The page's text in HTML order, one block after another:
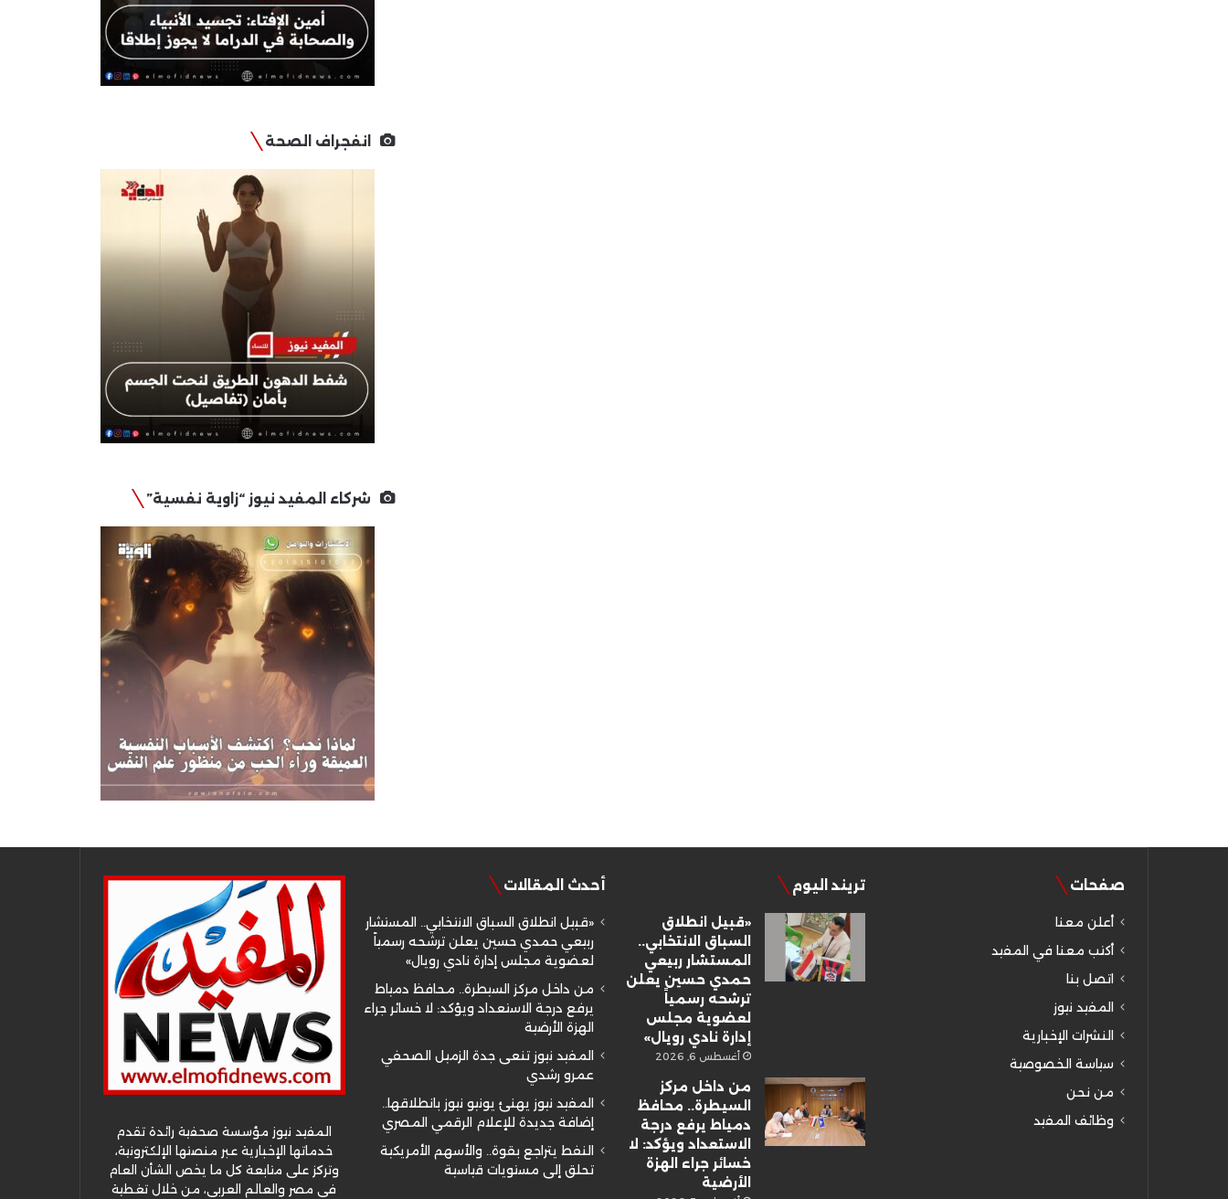
انفجراف الصحة
شركاء المفيد نيوز “زاوية نفسية”
صفحات
أعلن معنا
أكتب معنا في المفيد
اتصل بنا
المفيد نيوز
النشرات الإخبارية
سياسة الخصوصية
من نحن
وظائف المفيد
تريند اليوم
«قبيل انطلاق
السباق الانتخابي..
المستشار ربيعي
حمدي حسين يعلن
ترشحه رسمياً
لعضوية مجلس
إدارة نادي رويال»
أغسطس 6, 2026
من داخل مركز
السيطرة.. محافظ
دمياط يرفع درجة
الاستعداد ويؤكد: لا
خسائر جراء الهزة
الأرضية
أحدث المقالات
«قبيل انطلاق السباق الانتخابي.. المستشار
ربيعي حمدي حسين يعلن ترشحه رسمياً
لعضوية مجلس إدارة نادي رويال»
من داخل مركز السيطرة.. محافظ دمياط
يرفع درجة الاستعداد ويؤكد: لا خسائر جراء
الهزة الأرضية
المفيد نيوز تنعى جدة الزميل الصحفي
عمرو رشدي
المفيد نيوز يهنئ يونيو نيوز بانطلاقها..
إضافة جديدة للإعلام الرقمي المصري
النفط يتراجع بقوة.. والأسهم الأمريكية
تحلق إلى مستويات قياسية
المفيد نيوز مؤسسة صحفية رائدة تقدم
خدماتها الإخبارية عبر منصتها الإلكترونية،
وتركز على متابعة كل ما يخص الشأن العام
في مصر والعالم العربي، من خلال تغطية